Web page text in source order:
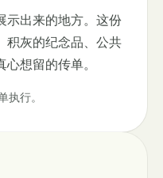
示出来的地方。这份
积灰的纪念品、公共
想留的传单。
执行。